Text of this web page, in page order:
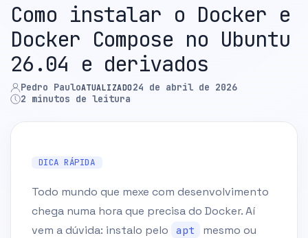
Como instalar o Docker e
Docker Compose no Ubuntu
26.04 e derivados
Pedro PauloATUALIZADO24 de abril de 2026
2 minutos de leitura
DICA RÁPIDA
Todo mundo que mexe com desenvolvimento
chega numa hora que precisa do Docker. Aí
vem a dúvida: instalo pelo
apt
mesmo ou